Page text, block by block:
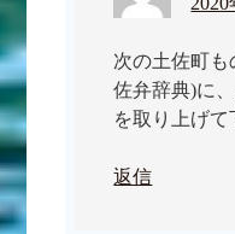
次の土佐町も
佐弁辞典)に
を取り上げて
返信